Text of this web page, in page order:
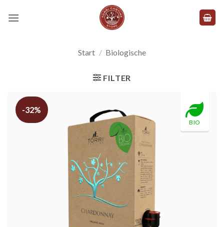
Inhalt
Start / Biologische
FILTER
-32%
BIO